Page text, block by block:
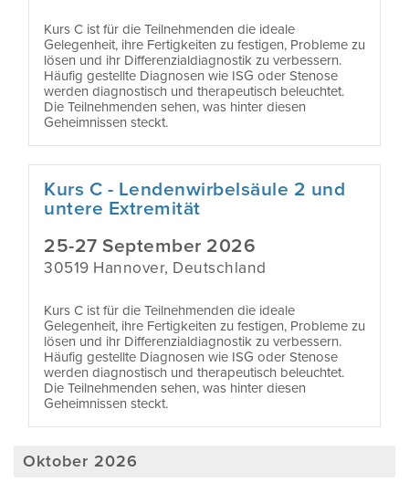
Kurs C ist für die Teilnehmenden die ideale
Gelegenheit, ihre Fertigkeiten zu festigen, Probleme zu
lösen und ihr Differenzialdiagnostik zu verbessern.
Häufig gestellte Diagnosen wie ISG oder Stenose
werden diagnostisch und therapeutisch beleuchtet.
Die Teilnehmenden sehen, was hinter diesen
Geheimnissen steckt.
Kurs C - Lendenwirbelsäule 2 und
untere Extremität
25-27 September 2026
30519 Hannover, Deutschland
Kurs C ist für die Teilnehmenden die ideale
Gelegenheit, ihre Fertigkeiten zu festigen, Probleme zu
lösen und ihr Differenzialdiagnostik zu verbessern.
Häufig gestellte Diagnosen wie ISG oder Stenose
werden diagnostisch und therapeutisch beleuchtet.
Die Teilnehmenden sehen, was hinter diesen
Geheimnissen steckt.
Oktober 2026